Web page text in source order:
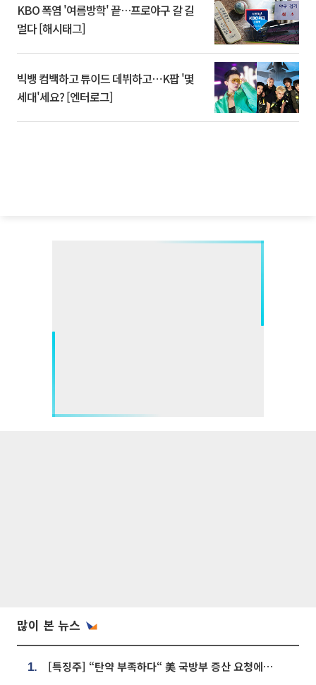
KBO 폭염 '여름방학' 끝…프로야구 갈 길
멀다 [해시태그]
빅뱅 컴백하고 튜이드 데뷔하고⋯K팝 '몇
세대'세요? [엔터로그]
많이 본 뉴스
1. [특징주] “탄약 부족하다“ 美 국방부 증산 요청에⋯국내 방산주 급등세